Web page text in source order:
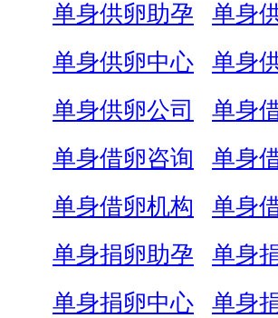
单身供卵助孕
单身
单身供卵中心
单身
单身供卵公司
单身
单身借卵咨询
单身
单身借卵机构
单身
单身捐卵助孕
单身
单身捐卵中心
单身